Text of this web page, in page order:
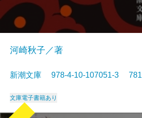
河崎秋子／著
新潮文庫 978-4-10-107051-3
文庫電子書籍あり